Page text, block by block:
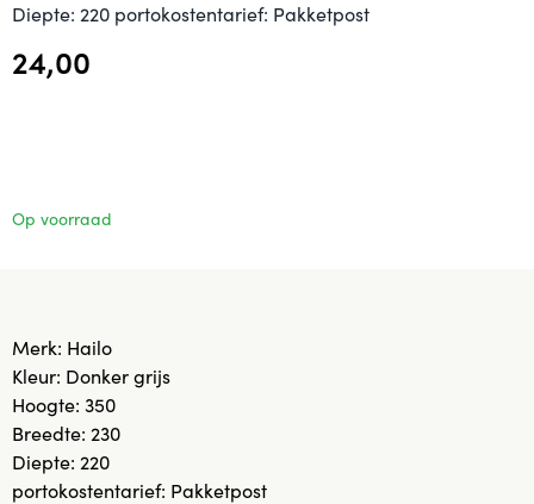
Diepte: 220 portokostentarief: Pakketpost
24,00
Op voorraad
Merk: Hailo
Kleur: Donker grijs
Hoogte: 350
Breedte: 230
Diepte: 220
portokostentarief: Pakketpost